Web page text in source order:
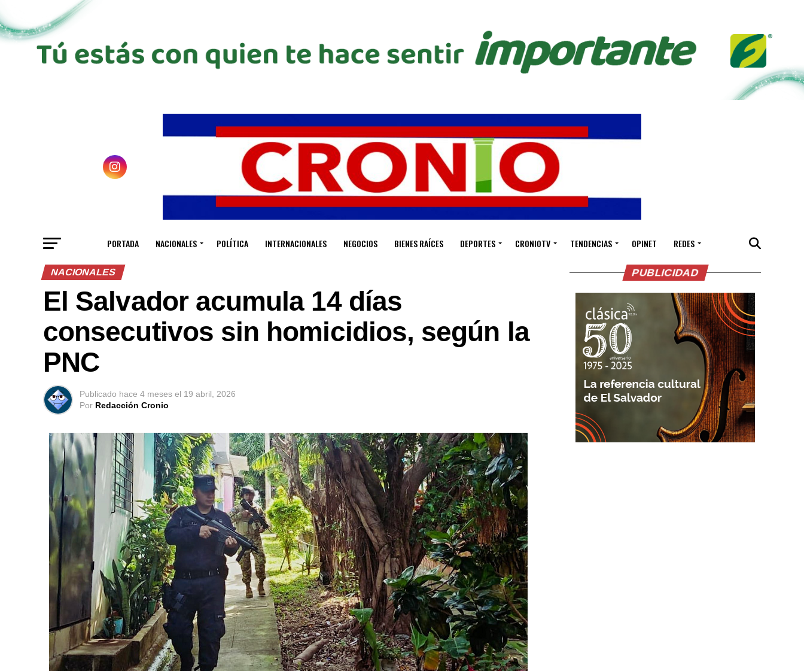
PORTADA NACIONALES POLÍTICA INTERNACIONALES NEGOCIOS BIENES RAÍCES DEPORTES CRONIOTV TENDENCIAS OPINET REDES
NACIONALES
El Salvador acumula 14 días
consecutivos sin homicidios, según la
PNC
Publicado hace 4 meses el 19 abril, 2026
Por Redacción Cronio
PUBLICIDAD